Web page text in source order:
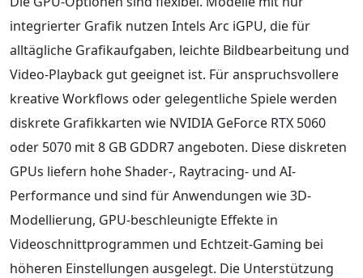
integrierter Grafik nutzen Intels Arc iGPU, die für
alltägliche Grafikaufgaben, leichte Bildbearbeitung und
Video-Playback gut geeignet ist. Für anspruchsvollere
kreative Workflows oder gelegentliche Spiele werden
diskrete Grafikkarten wie NVIDIA GeForce RTX 5060
oder 5070 mit 8 GB GDDR7 angeboten. Diese diskreten
GPUs liefern hohe Shader-, Raytracing- und AI-
Performance und sind für Anwendungen wie 3D-
Modellierung, GPU-beschleunigte Effekte in
Videoschnittprogrammen und Echtzeit-Gaming bei
höheren Einstellungen ausgelegt. Die Unterstützung